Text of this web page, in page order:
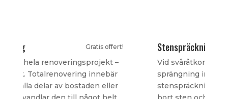
Gratis offert!
Stenspräckning
Vid svåråtkomliga områden eller där
sprängning inte är möjlig, erbjuder vi
stenspräckning – ett alternativ för att ta